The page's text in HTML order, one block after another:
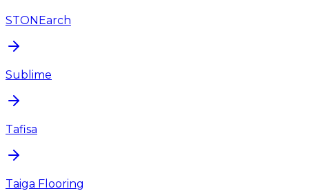
STONEarch
Sublime
Tafisa
Taiga Flooring